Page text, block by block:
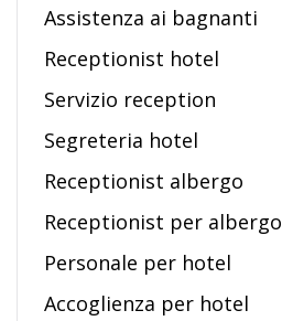
Assistenza ai bagnanti
Receptionist hotel
Servizio reception
Segreteria hotel
Receptionist albergo
Receptionist per albergo
Personale per hotel
Accoglienza per hotel